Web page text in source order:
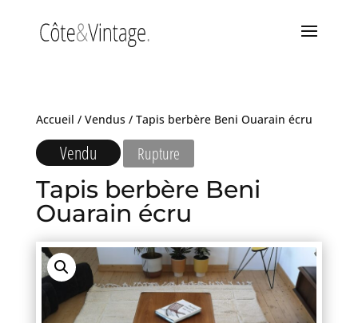
Accueil / Vendus/ Tapis berbère Beni Ouarain écru
Vendu Rupture
Tapis berbère Beni
Ouarain écru